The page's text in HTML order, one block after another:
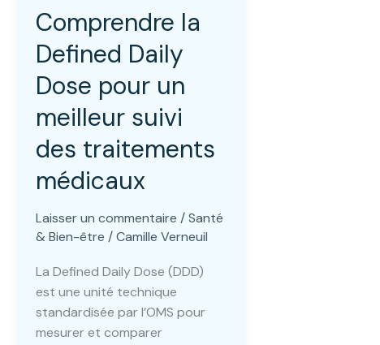
Comprendre la
Defined Daily
Dose pour un
meilleur suivi
des traitements
médicaux
Laisser un commentaire /Santé
& Bien-être /Camille Verneuil
La Defined Daily Dose (DDD)
est une unité technique
standardisée par l’OMS pour
mesurer et comparer